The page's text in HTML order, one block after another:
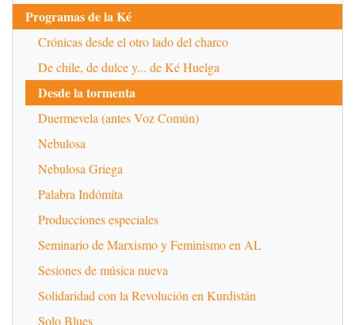
Programas de la Ké
Crónicas desde el otro lado del charco
De chile, de dulce y... de Ké Huelga
Desde la tormenta
Duermevela (antes Voz Común)
Nebulosa
Nebulosa Griega
Palabra Indómita
Producciones especiales
Seminario de Marxismo y Feminismo en AL
Sesiones de música nueva
Solidaridad con la Revolución en Kurdistán
Solo Blues